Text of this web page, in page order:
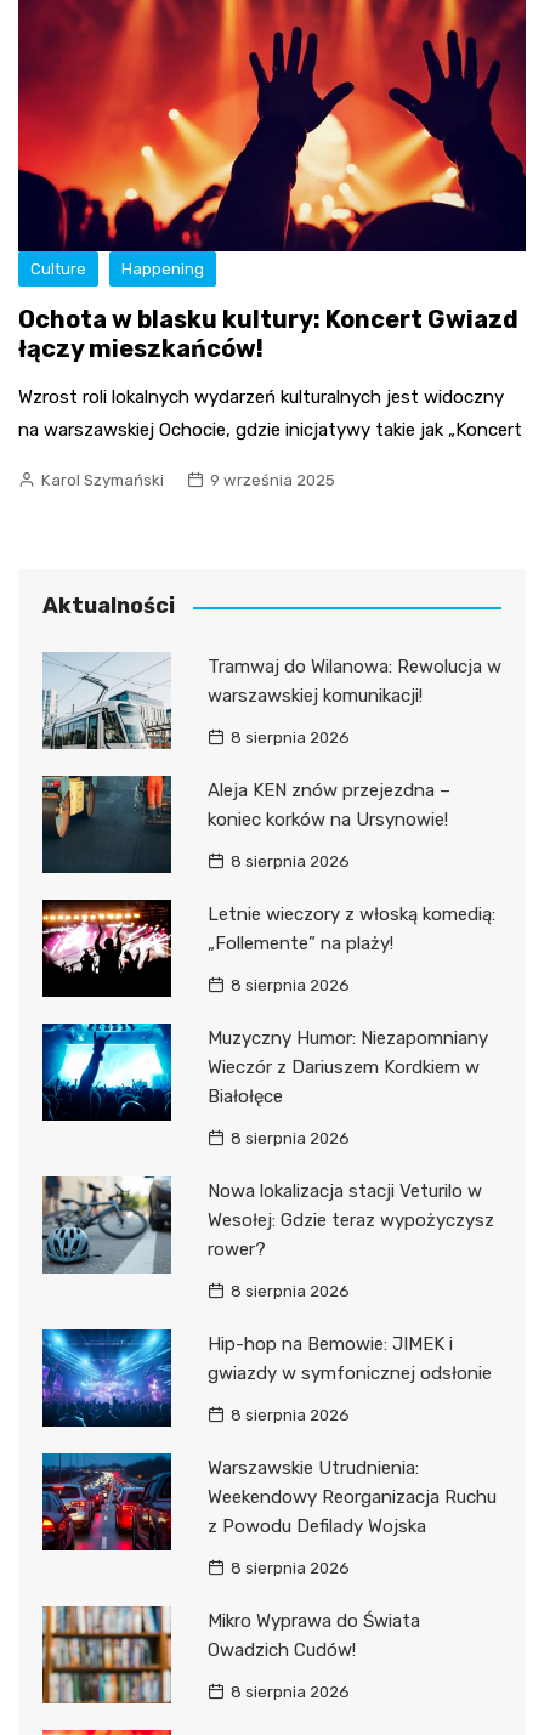
Culture Happening
Ochota w blasku kultury: Koncert Gwiazd
łączy mieszkańców!
Wzrost roli lokalnych wydarzeń kulturalnych jest widoczny
na warszawskiej Ochocie, gdzie inicjatywy takie jak „Koncert
Karol Szymański 9 września 2025
Aktualności
Tramwaj do Wilanowa: Rewolucja w
warszawskiej komunikacji!
8 sierpnia 2026
Aleja KEN znów przejezdna –
koniec korków na Ursynowie!
8 sierpnia 2026
Letnie wieczory z włoską komedią:
„Follemente” na plaży!
8 sierpnia 2026
Muzyczny Humor: Niezapomniany
Wieczór z Dariuszem Kordkiem w
Białołęce
8 sierpnia 2026
Nowa lokalizacja stacji Veturilo w
Wesołej: Gdzie teraz wypożyczysz
rower?
8 sierpnia 2026
Hip-hop na Bemowie: JIMEK i
gwiazdy w symfonicznej odsłonie
8 sierpnia 2026
Warszawskie Utrudnienia:
Weekendowy Reorganizacja Ruchu
z Powodu Defilady Wojska
8 sierpnia 2026
Mikro Wyprawa do Świata
Owadzich Cudów!
8 sierpnia 2026